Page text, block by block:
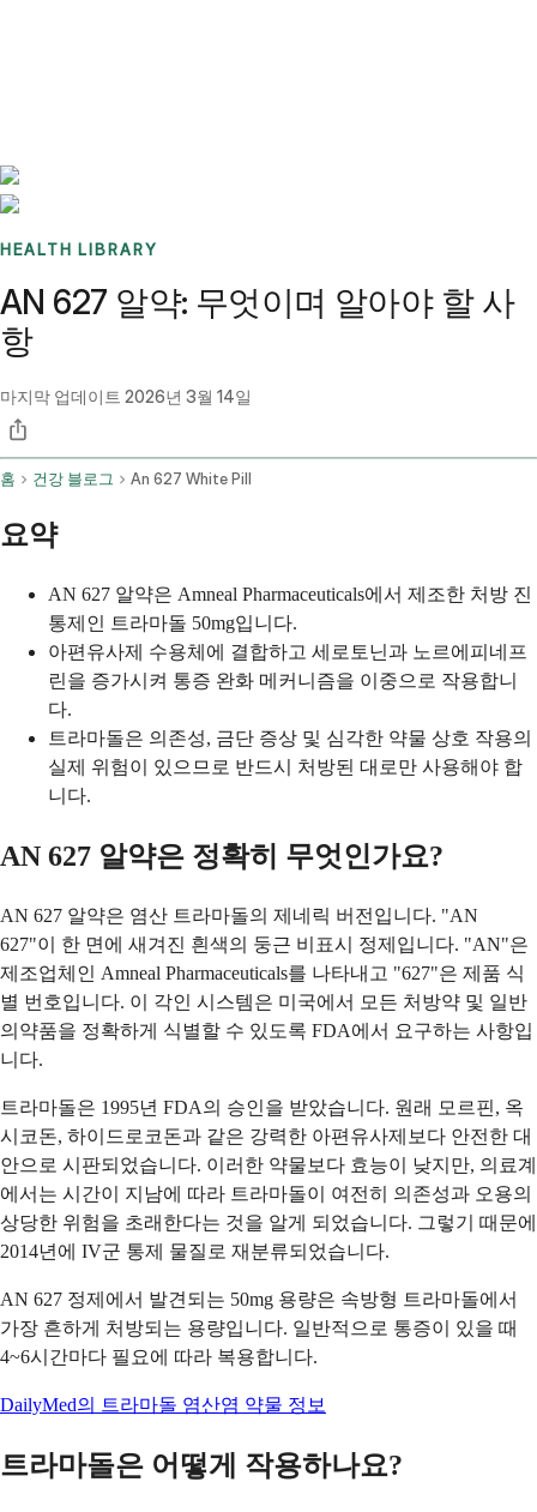
HEALTH LIBRARY
AN 627 알약: 무엇이며 알아야 할 사
항
마지막 업데이트 2026년 3월 14일
홈 건강 블로그 An 627 White Pill
요약
AN 627 알약은 Amneal Pharmaceuticals에서 제조한 처방 진
통제인 트라마돌 50mg입니다.
아편유사제 수용체에 결합하고 세로토닌과 노르에피네프
린을 증가시켜 통증 완화 메커니즘을 이중으로 작용합니
다.
트라마돌은 의존성, 금단 증상 및 심각한 약물 상호 작용의
실제 위험이 있으므로 반드시 처방된 대로만 사용해야 합
니다.
AN 627 알약은 정확히 무엇인가요?
AN 627 알약은 염산 트라마돌의 제네릭 버전입니다. "AN
627"이 한 면에 새겨진 흰색의 둥근 비표시 정제입니다. "AN"은
제조업체인 Amneal Pharmaceuticals를 나타내고 "627"은 제품 식
별 번호입니다. 이 각인 시스템은 미국에서 모든 처방약 및 일반
의약품을 정확하게 식별할 수 있도록 FDA에서 요구하는 사항입
니다.
트라마돌은 1995년 FDA의 승인을 받았습니다. 원래 모르핀, 옥
시코돈, 하이드로코돈과 같은 강력한 아편유사제보다 안전한 대
안으로 시판되었습니다. 이러한 약물보다 효능이 낮지만, 의료계
에서는 시간이 지남에 따라 트라마돌이 여전히 의존성과 오용의
상당한 위험을 초래한다는 것을 알게 되었습니다. 그렇기 때문에
2014년에 IV군 통제 물질로 재분류되었습니다.
AN 627 정제에서 발견되는 50mg 용량은 속방형 트라마돌에서
가장 흔하게 처방되는 용량입니다. 일반적으로 통증이 있을 때
4~6시간마다 필요에 따라 복용합니다.
DailyMed의 트라마돌 염산염 약물 정보
트라마돌은 어떻게 작용하나요?